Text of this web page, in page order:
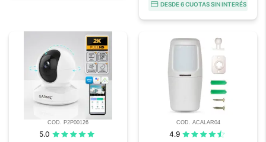
DESDE 6 CUOTAS SIN INTERÉS
COD. P2P00126
5.0
COD. ACALAR04
4.9